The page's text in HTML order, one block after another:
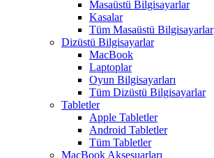
Masaüstü Bilgisayarlar
Kasalar
Tüm Masaüstü Bilgisayarlar
Dizüstü Bilgisayarlar
MacBook
Laptoplar
Oyun Bilgisayarları
Tüm Dizüstü Bilgisayarlar
Tabletler
Apple Tabletler
Android Tabletler
Tüm Tabletler
MacBook Aksesuarları